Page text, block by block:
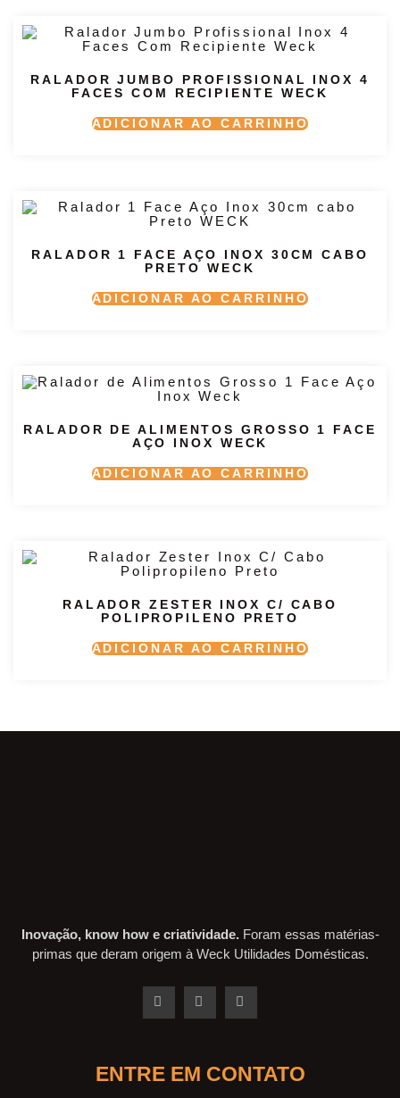
RALADOR JUMBO PROFISSIONAL INOX 4
FACES COM RECIPIENTE WECK
ADICIONAR AO CARRINHO
RALADOR 1 FACE AÇO INOX 30CM CABO
PRETO WECK
ADICIONAR AO CARRINHO
RALADOR DE ALIMENTOS GROSSO 1 FACE
AÇO INOX WECK
ADICIONAR AO CARRINHO
RALADOR ZESTER INOX C/ CABO
POLIPROPILENO PRETO
ADICIONAR AO CARRINHO
Inovação, know how e criatividade. Foram essas matérias-
primas que deram origem à Weck Utilidades Domésticas.
ENTRE EM CONTATO